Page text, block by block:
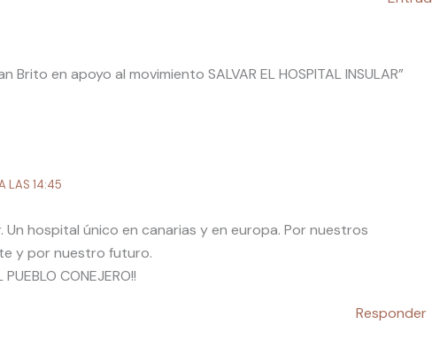
Brito en apoyo al movimiento SALVAR EL HOSPITAL INSULAR”
LAS 14:45
Un hospital único en canarias y en europa. Por nuestros
y por nuestro futuro.
CONEJERO!!
Responder